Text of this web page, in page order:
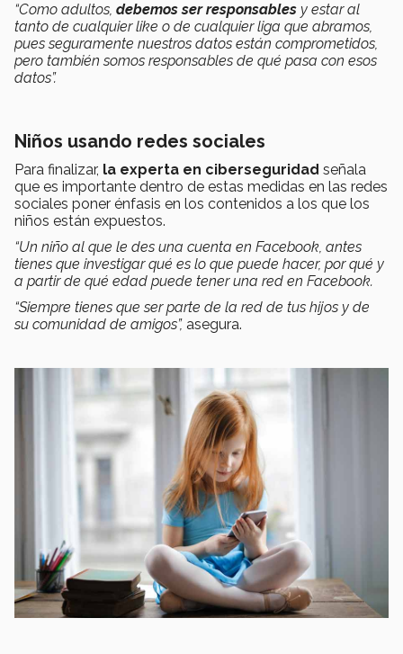
“Como adultos, debemos ser responsables y estar al
tanto de cualquier like o de cualquier liga que abramos,
pues seguramente nuestros datos están comprometidos,
pero también somos responsables de qué pasa con esos
datos”.
Niños usando redes sociales
Para finalizar, la experta en ciberseguridad señala
que es importante dentro de estas medidas en las redes
sociales poner énfasis en los contenidos a los que los
niños están expuestos.
“Un niño al que le des una cuenta en Facebook, antes
tienes que investigar qué es lo que puede hacer, por qué y
a partir de qué edad puede tener una red en Facebook.
“Siempre tienes que ser parte de la red de tus hijos y de
su comunidad de amigos”, asegura.